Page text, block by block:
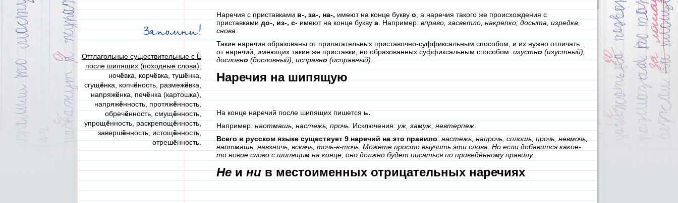
Запомни!
Отглагольные существительные с Ё
после шипящих (походные слова):
ночёвка, корчёвка, тушёнка,
сгущёнка, копчёность, размежёвка,
напряжёнка, печёнка (картошка),
напряжённость, протяжённость,
обречённость, смущённость,
упрощённость, раскрепощённость,
завершённость, истощённость,
отрешённость.
Наречия с приставками в-, за-, на-, имеют на конце букву о , а наречия такого же происхождения с
приставкамидо-, из-, с-имеют на конце буквуа. Например:вправо, засветло, накрепко; досыта, изредка,
снова.
Такие наречия образованы от прилагательных приставочно-суффиксальным способом, и их нужно отличать
от наречий, имеющих такие же приставки, но образованных суффиксальным способом:изустно(изустный),
дословно(дословный), исправно(исправный).
Наречия на шипящую
На конце наречий после шипящих пишетсяь.
Например: наотмашь, настежь, прочь. Исключения: уж, замуж, невтерпеж.
Всего в русском языке существует 9 наречий на это правило:настежь, напрочь, сплошь, прочь, невмочь,
наотмашь, навзничь, вскачь, точь-в-точь. Можете просто выучить эти слова. Но если добавится какое-
то новое слово с шипящим на конце, оно должно будет писаться по приведённому правилу.
Неинив местоименных отрицательных наречиях